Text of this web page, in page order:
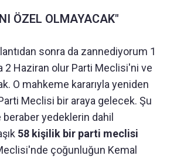
ÖZEL OLMAYACAK"
sonra da zannediyorum 1
2 Haziran olur Parti Meclisi'ni ve
O mahkeme kararıyla yeniden
Meclisi bir araya gelecek. Şu
yedeklerin dahil
58 kişilik bir parti meclisi
çoğunluğun Kemal